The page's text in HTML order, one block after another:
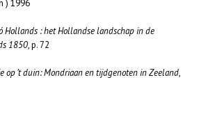
) 1996
Hollands : het Hollandse landschap in de
1850, p. 72
op ’t duin: Mondriaan en tijdgenoten in Zeeland,